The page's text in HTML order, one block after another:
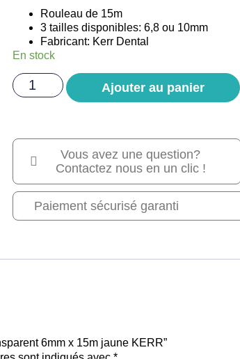
Rouleau de 15m
3 tailles disponibles: 6,8 ou 10mm
Fabricant: Kerr Dental
En stock
Ajouter au panier
Vous avez une question?
Contactez nous en un clic !
Paiement sécurisé garanti
6mm x 15m jaune KERR”